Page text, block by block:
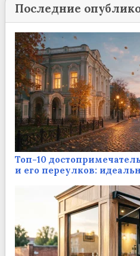
Последние
Топ-10
и его переулков: